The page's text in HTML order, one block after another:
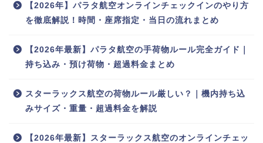
【2026年】パラタ航空オンラインチェックインのやり方
を徹底解説！時間・座席指定・当日の流れまとめ
【2026年最新】パラタ航空の手荷物ルール完全ガイド｜
持ち込み・預け荷物・超過料金まとめ
スターラックス航空の荷物ルール厳しい？｜機内持ち込
みサイズ・重量・超過料金を解説
【2026年最新】スターラックス航空のオンラインチェッ